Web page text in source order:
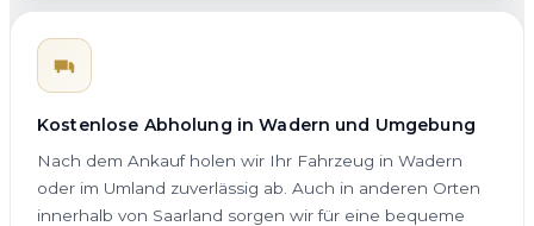
Kostenlose Abholung in Wadern und Umgebung
Nach dem Ankauf holen wir Ihr Fahrzeug in Wadern
oder im Umland zuverlässig ab. Auch in anderen Orten
innerhalb von Saarland sorgen wir für eine bequeme